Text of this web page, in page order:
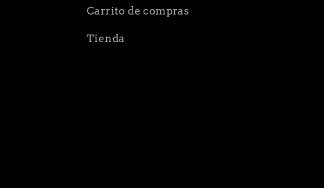
Carrito de compras
Tienda